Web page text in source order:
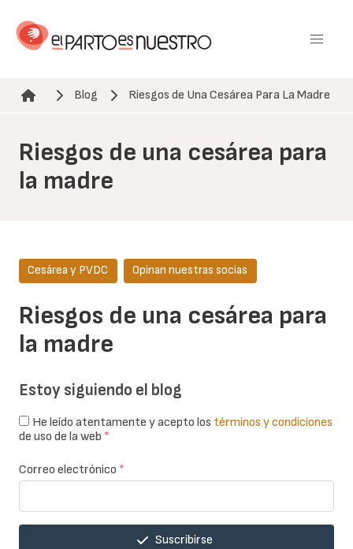
contenido
Ruta de navegación
Blog Riesgos de Una Cesárea Para La Madre
Riesgos de una cesárea para
la madre
Riesgos de una cesárea para
la madre
Cesárea y PVDC Opinan nuestras socias
Estoy siguiendo el blog
He leído atentamente y acepto los términos y condiciones
de uso de la web *
Correo electrónico *
Suscribirse